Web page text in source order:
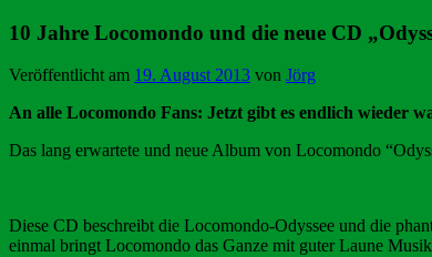
10 Jahre Locomondo und die neue CD
Veröffentlicht am 19. August 2013 von Jörg
An alle Locomondo Fans: Jetzt gibt es endlich wieder
Das lang erwartete und neue Album von Locomondo
Diese CD beschreibt die Locomondo-Odyssee und die
einmal bringt Locomondo das Ganze mit guter Laune